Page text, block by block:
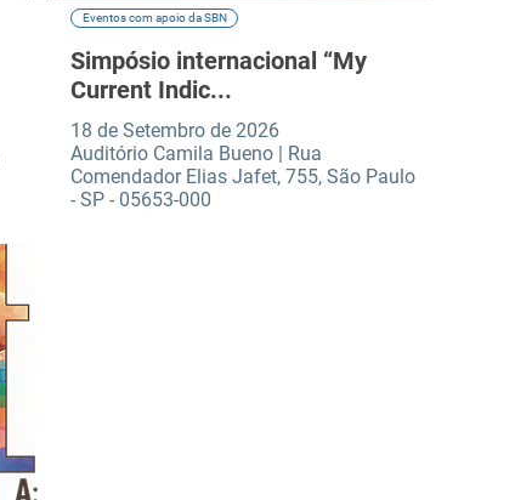
Eventos com apoio da SBN
Simpósio internacional “My
Current Indic...
18 de Setembro de 2026
Auditório Camila Bueno | Rua
Comendador Elias Jafet, 755, São Paulo
- SP - 05653-000